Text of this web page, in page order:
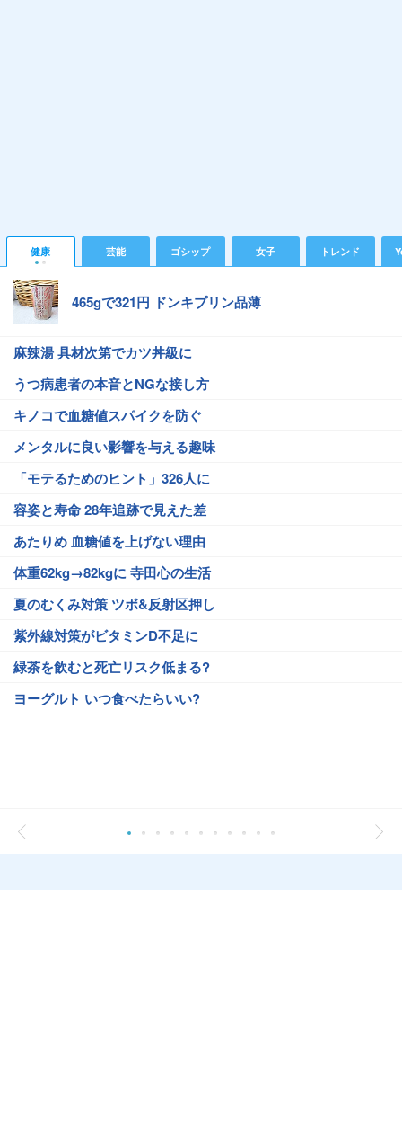
健康 芸能 ゴシップ 女子 トレンド
465gで321円 ドンキプリン品薄
麻辣湯 具材次第でカツ丼級に
うつ病患者の本音とNGな接し方
キノコで血糖値スパイクを防ぐ
メンタルに良い影響を与える趣味
「モテるためのヒント」326人に
容姿と寿命 28年追跡で見えた差
あたりめ 血糖値を上げない理由
体重62kg→82kgに 寺田心の生活
夏のむくみ対策 ツボ&反射区押し
紫外線対策がビタミンD不足に
緑茶を飲むと死亡リスク低まる?
ヨーグルト いつ食べたらいい?